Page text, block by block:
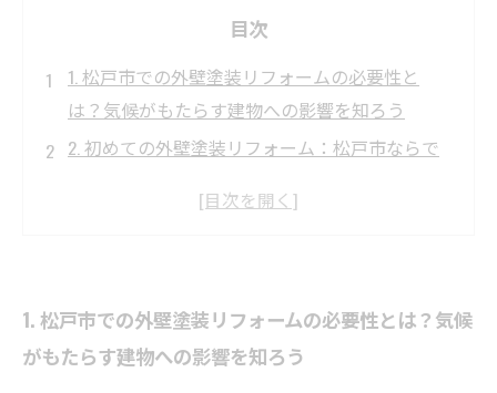
目次
1. 松戸市での外壁塗装リフォームの必要性と
は？気候がもたらす建物への影響を知ろう
2. 初めての外壁塗装リフォーム：松戸市ならで
3. 塗装リフォームの流れを徹底ガイド！松戸市
壁塗装リフォームを行う方法
5. 信頼できる業者の選び方と注意点：松戸市の
1. 松戸市での外壁塗装リフォームの必要性とは？気候
がもたらす建物への影響を知ろう